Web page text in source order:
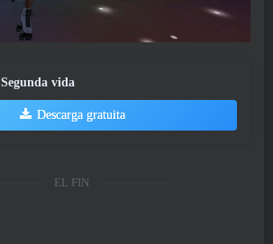
Segunda vida
Descarga gratuita
EL FIN